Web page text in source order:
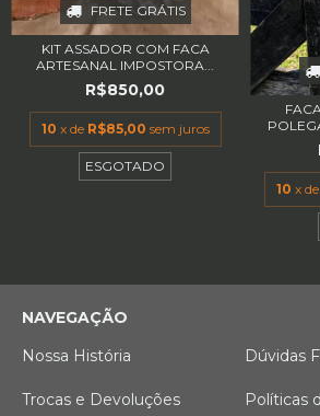
FRETE GRÁTIS
KIT ASSADOR COM FACA
ARTESANAL IMPOSTORA...
R$850,00
10 x de R$85,00 sem juros
ESGOTADO
10 x de
NAVEGAÇÃO
Nossa História
Dúvidas
Trocas e Devoluções Políticas